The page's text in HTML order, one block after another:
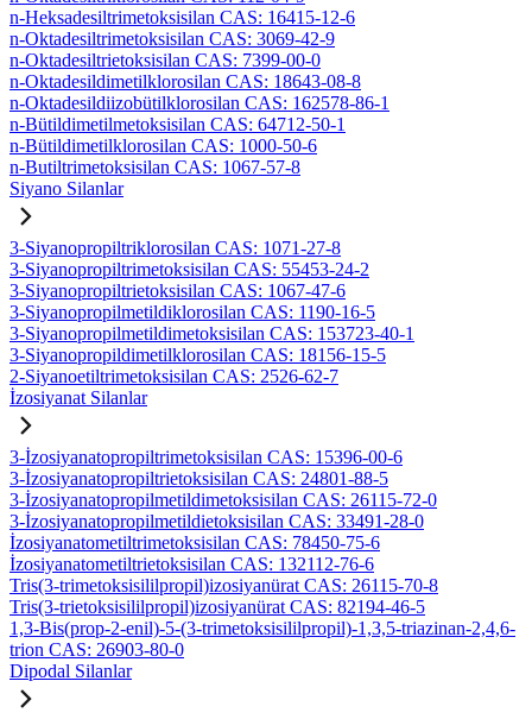
n-Heksadesiltrimetoksisilan CAS: 16415-12-6
n-Oktadesiltrimetoksisilan CAS: 3069-42-9
n-Oktadesiltrietoksisilan CAS: 7399-00-0
n-Oktadesildimetilklorosilan CAS: 18643-08-8
n-Oktadesildiizobütilklorosilan CAS: 162578-86-1
n-Bütildimetilmetoksisilan CAS: 64712-50-1
n-Bütildimetilklorosilan CAS: 1000-50-6
n-Butiltrimetoksisilan CAS: 1067-57-8
Siyano Silanlar
3-Siyanopropiltriklorosilan CAS: 1071-27-8
3-Siyanopropiltrimetoksisilan CAS: 55453-24-2
3-Siyanopropiltrietoksisilan CAS: 1067-47-6
3-Siyanopropilmetildiklorosilan CAS: 1190-16-5
3-Siyanopropilmetildimetoksisilan CAS: 153723-40-1
3-Siyanopropildimetilklorosilan CAS: 18156-15-5
2-Siyanoetiltrimetoksisilan CAS: 2526-62-7
İzosiyanat Silanlar
3-İzosiyanatopropiltrimetoksisilan CAS: 15396-00-6
3-İzosiyanatopropiltrietoksisilan CAS: 24801-88-5
3-İzosiyanatopropilmetildimetoksisilan CAS: 26115-72-0
3-İzosiyanatopropilmetildietoksisilan CAS: 33491-28-0
İzosiyanatometiltrimetoksisilan CAS: 78450-75-6
İzosiyanatometiltrietoksisilan CAS: 132112-76-6
Tris(3-trimetoksisililpropil)izosiyanürat CAS: 26115-70-8
Tris(3-trietoksisililpropil)izosiyanürat CAS: 82194-46-5
1,3-Bis(prop-2-enil)-5-(3-trimetoksisililpropil)-1,3,5-triazinan-2,4,6-
trion CAS: 26903-80-0
Dipodal Silanlar